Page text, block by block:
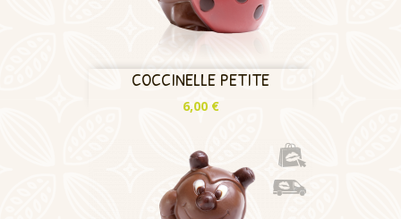
COCCINELLE PETITE
Prix
6,00 €